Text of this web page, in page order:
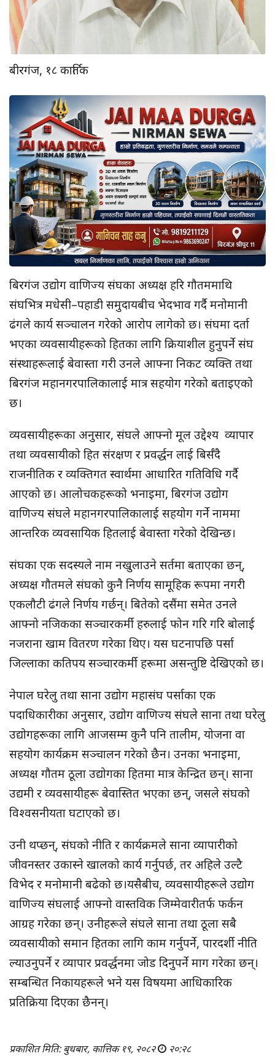
बीरगंज, १८ कार्तिक
बिरगंज उद्योग वाणिज्य संघका अध्यक्ष हरि गौतममाथि
संघभित्र मधेसी–पहाडी समुदायबीच भेदभाव गर्दै मनोमानी
ढंगले कार्य सञ्चालन गरेको आरोप लागेको छ। संघमा दर्ता
भएका व्यवसायीहरूको हितका लागि क्रियाशील हुनुपर्ने संघ
संस्थाहरूलाई बेवास्ता गरी उनले आफ्ना निकट व्यक्ति तथा
बिरगंज महानगरपालिकालाई मात्र सहयोग गरेको बताइएको
छ।
व्यवसायीहरूका अनुसार, संघले आफ्नो मूल उद्देश्य व्यापार
तथा व्यवसायीको हित संरक्षण र प्रवर्द्धन लाई बिर्सँदै
राजनीतिक र व्यक्तिगत स्वार्थमा आधारित गतिविधि गर्दै
आएको छ। आलोचकहरूको भनाइमा, बिरगंज उद्योग
वाणिज्य संघले महानगरपालिकालाई सहयोग गर्ने नाममा
आन्तरिक व्यवसायिक हितलाई बेवास्ता गरेको देखिन्छ।
संघका एक सदस्यले नाम नखुलाउने सर्तमा बताएका छन्,
अध्यक्ष गौतमले संघको कुनै निर्णय सामूहिक रूपमा नगरी
एकलौटी ढंगले निर्णय गर्छन्। बितेको दसैंमा समेत उनले
आफ्नो नजिकका सञ्चारकर्मी हरुलाई फोन गरि गरि बोलाई
नजराना खाम वितरण गरेका थिए। यस घटनापछि पर्सा
जिल्लाका कतिपय सञ्चारकर्मी हरूमा असन्तुष्टि देखिएको छ।
नेपाल घरेलु तथा साना उद्योग महासंघ पर्साका एक
पदाधिकारीका अनुसार, उद्योग वाणिज्य संघले साना तथा घरेलु
उद्योगहरूका लागि आजसम्म कुनै पनि तालीम, योजना वा
सहयोग कार्यक्रम सञ्चालन गरेको छैन। उनका भनाइमा,
अध्यक्ष गौतम ठूला उद्योगका हितमा मात्र केन्द्रित छन्। साना
उद्यमी र व्यवसायीहरू बेवास्तित भएका छन्, जसले संघको
विश्वसनीयता घटाएको छ।
उनी थप्छन्, संघको नीति र कार्यक्रमले साना व्यापारीको
जीवनस्तर उकास्ने खालको कार्य गर्नुपर्छ, तर अहिले उल्टै
विभेद र मनोमानी बढेको छ।यसैबीच, व्यवसायीहरूले उद्योग
वाणिज्य संघलाई आफ्नो वास्तविक जिम्मेवारीतर्फ फर्कन
आग्रह गरेका छन्। उनीहरूले संघले साना तथा ठूला सबै
व्यवसायीको समान हितका लागि काम गर्नुपर्ने, पारदर्शी नीति
ल्याउनुपर्ने र व्यापार प्रवर्द्धनमा जोड दिनुपर्ने माग गरेका छन्।
सम्बन्धित निकायहरूले भने यस विषयमा आधिकारिक
प्रतिक्रिया दिएका छैनन्।
प्रकाशित मिति: बुधबार, कात्तिक १९, २०८२ २०:२८